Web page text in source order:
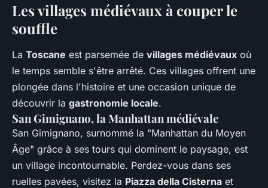
Les villages médiévaux à couper le
souffle
La Toscane est parsemée de villages médiévaux où
le temps semble s'être arrêté. Ces villages offrent une
plongée dans l'histoire et une occasion unique de
découvrir la gastronomie locale.
San Gimignano, la Manhattan médiévale
San Gimignano, surnommé la "Manhattan du Moyen
Âge" grâce à ses tours qui dominent le paysage, est
un village incontournable. Perdez-vous dans ses
ruelles pavées, visitez la Piazza della Cisterna et